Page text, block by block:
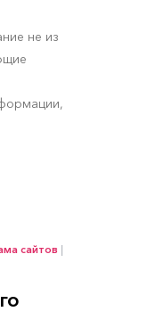
не из
сайтов |